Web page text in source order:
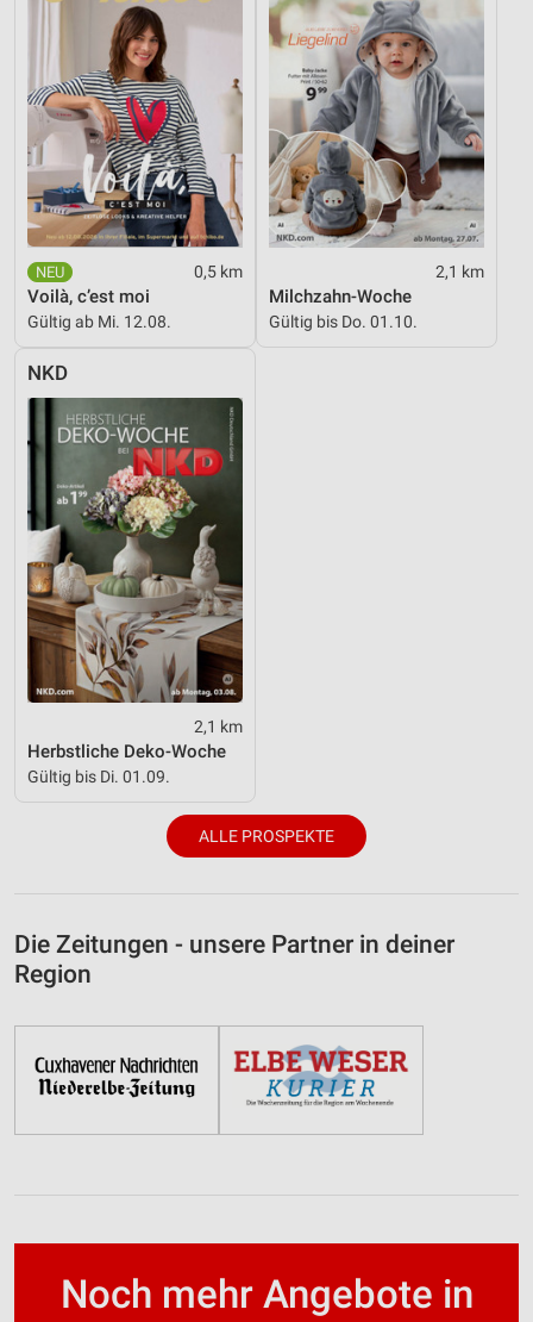
0,5 km
Voilà, c’est moi
Gültig ab Mi. 12.08.
2,1 km
Milchzahn-Woche
Gültig bis Do. 01.10.
NKD
2,1 km
Herbstliche Deko-Woche
Gültig bis Di. 01.09.
ALLE PROSPEKTE
Die Zeitungen - unsere Partner in deiner
Region
Noch mehr Angebote in